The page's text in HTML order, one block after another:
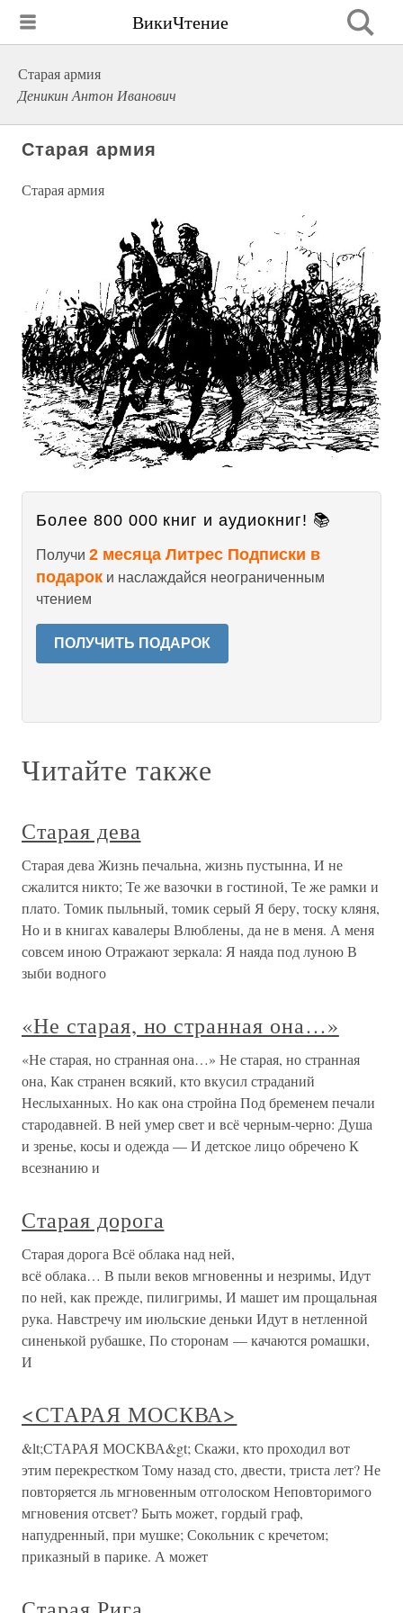
ВикиЧтение
Старая армия
Деникин Антон Иванович
Старая армия
Старая армия
Более 800 000 книг и аудиокниг! 📚
Получи 2 месяца Литрес Подписки в
подарок и наслаждайся неограниченным
чтением
ПОЛУЧИТЬ ПОДАРОК
Читайте также
Старая дева
Старая дева Жизнь печальна, жизнь пустынна, И не
сжалится никто; Те же вазочки в гостиной, Те же рамки и
плато. Томик пыльный, томик серый Я беру, тоску кляня,
Но и в книгах кавалеры Влюблены, да не в меня. А меня
совсем иною Отражают зеркала: Я наяда под луною В
зыби водного
«Не старая, но странная она…»
«Не старая, но странная она…» Не старая, но странная
она, Как странен всякий, кто вкусил страданий
Неслыханных. Но как она стройна Под бременем печали
стародавней. В ней умер свет и всё черным-черно: Душа
и зренье, косы и одежда — И детское лицо обречено К
всезнанию и
Старая дорога
Старая дорога Всё облака над ней,
всё облака… В пыли веков мгновенны и незримы, Идут
по ней, как прежде, пилигримы, И машет им прощальная
рука. Навстречу им июльские деньки Идут в нетленной
синенькой рубашке, По сторонам — качаются ромашки,
И
<СТАРАЯ МОСКВА>
&lt;СТАРАЯ МОСКВА&gt; Скажи, кто проходил вот
этим перекрестком Тому назад сто, двести, триста лет? Не
повторяется ль мгновенным отголоском Неповторимого
мгновения отсвет? Быть может, гордый граф,
напудренный, при мушке; Сокольник с кречетом;
приказный в парике. А может